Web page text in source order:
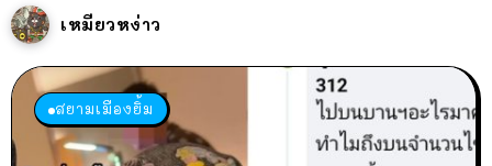
เหมียวหง่าว
สยามเมืองยิ้ม